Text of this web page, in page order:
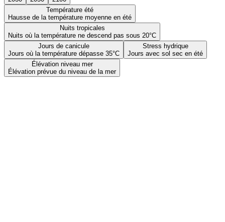
Température été
Hausse de la température moyenne en été
Nuits tropicales
Nuits où la température ne descend pas sous 20°C
Jours de canicule
Jours où la température dépasse 35°C
Stress hydrique
Jours avec sol sec en été
Élévation niveau mer
Élévation prévue du niveau de la mer